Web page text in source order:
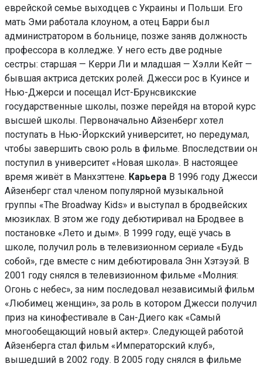
еврейской семье выходцев c Украины и Польши. Его
мать Эми работала клоуном, а отец Барри был
администратором в больнице, позже заняв должность
профессора в колледже. У него есть две родные
сестры: старшая — Керри Ли и младшая — Хэлли Кейт —
бывшая актриса детских ролей. Джесси рос в Куинсе и
Нью-Джерси и посещал Ист-Брунсвикские
государственные школы, позже перейдя на второй курс
высшей школы. Первоначально Айзенберг хотел
поступать в Нью-Йоркский университет, но передумал,
чтобы завершить свою роль в фильме. Впоследствии он
поступил в университет «Новая школа». В настоящее
время живёт в Манхэттене. Карьера В 1996 году Джесси
Айзенберг стал членом популярной музыкальной
группы «The Broadway Kids» и выступал в бродвейских
мюзиклах. В этом же году дебютиривал на Бродвее в
постановке «Лето и дым». В 1999 году, ещё учась в
школе, получил роль в телевизионном сериале «Будь
собой», где вместе с ним дебютировала Энн Хэтэуэй. В
2001 году снялся в телевизионном фильме «Молния:
Огонь с небес», за ним последовал независимый фильм
«Любимец женщин», за роль в котором Джесси получил
приз на кинофестивале в Сан-Диего как «Самый
многообещающий новый актер». Следующей работой
Айзенберга стал фильм «Императорский клуб»,
вышедший в 2002 году. В 2005 году снялся в фильме